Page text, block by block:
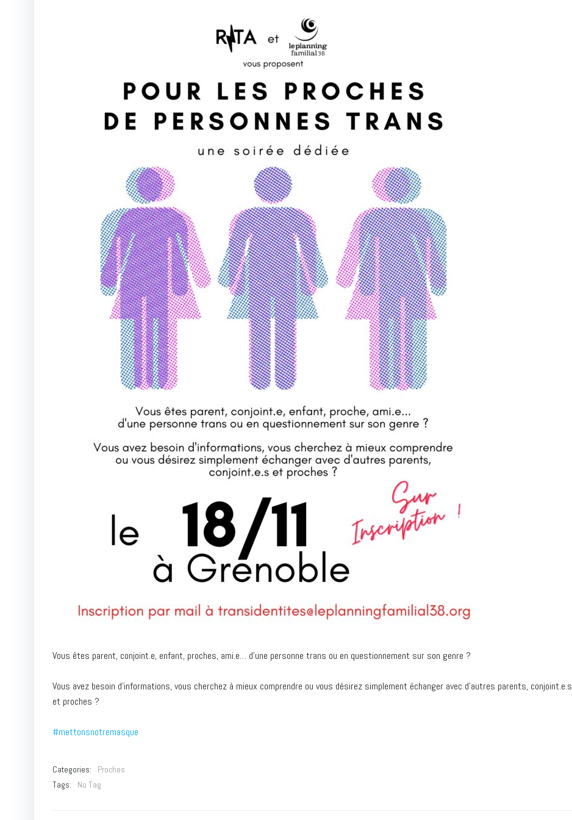
Vous êtes parent, conjoint.e, enfant, proches, ami.e… d’une personne trans ou en questionnement sur son genre ?
Vous avez besoin d’informations, vous cherchez à mieux comprendre ou vous désirez simplement échanger avec d’autres parents, conjoint.e.s
et proches ?
#mettonsnotremasque
Categories:
Proches
Tags:
No Tag